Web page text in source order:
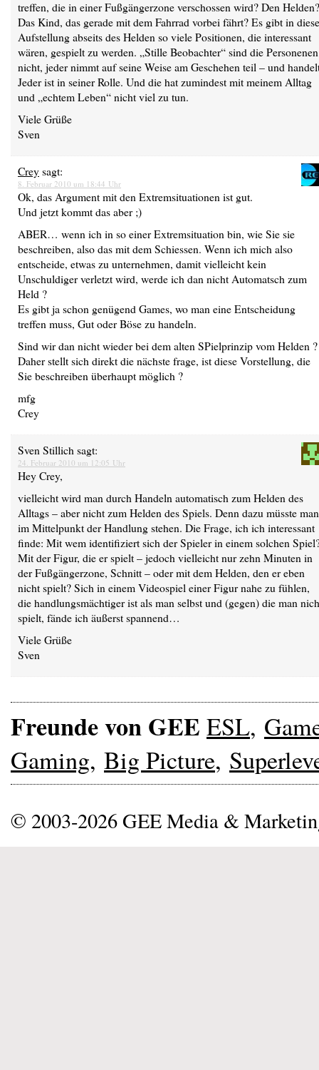
treffen, die in einer Fußgängerzone verschossen wird? Den Helden?
Das Kind, das gerade mit dem Fahrrad vorbei fährt? Es gibt in
Aufstellung abseits des Helden so viele Positionen, die interessant
wären, gespielt zu werden. „Stille Beobachter“ sind die Personenen
nicht, jeder nimmt auf seine Weise am Geschehen teil – und
Jeder ist in seiner Rolle. Und die hat zumindest mit meinem Alltag
und „echtem Leben“ nicht viel zu tun.
Viele Grüße
Sven
Creysagt:
8. Februar 2010 um 18:44 Uhr
Ok, das Argument mit den Extremsituationen ist gut.
Und jetzt kommt das aber ;)
ABER… wenn ich in so einer Extremsituation bin, wie Sie sie
beschreiben, also das mit dem Schiessen. Wenn ich mich also
entscheide, etwas zu unternehmen, damit vielleicht kein
Unschuldiger verletzt wird, werde ich dan nicht Automatsch zum
Held ?
Es gibt ja schon genügend Games, wo man eine Entscheidung
treffen muss, Gut oder Böse zu handeln.
Sind wir dan nicht wieder bei dem alten SPielprinzip vom Helden ?
Daher stellt sich direkt die nächste frage, ist diese Vorstellung, die
Sie beschreiben überhaupt möglich ?
mfg
Crey
Sven Stillich sagt:
24. Februar 2010 um 12:05 Uhr
Hey Crey,
vielleicht wird man durch Handeln automatisch zum Helden des
Alltags – aber nicht zum Helden des Spiels. Denn dazu müsste man
im Mittelpunkt der Handlung stehen. Die Frage, ich ich interessant
finde: Mit wem identifiziert sich der Spieler in einem solchen
Mit der Figur, die er spielt – jedoch vielleicht nur zehn Minuten in
der Fußgängerzone, Schnitt – oder mit dem Helden, den er eben
nicht spielt? Sich in einem Videospiel einer Figur nahe zu fühlen,
die handlungsmächtiger ist als man selbst und (gegen) die man
spielt, fände ich äußerst spannend…
Viele Grüße
Sven
Freunde von GEE ESL,
Gaming, Big Picture,
© 2003-2026 GEE Media &